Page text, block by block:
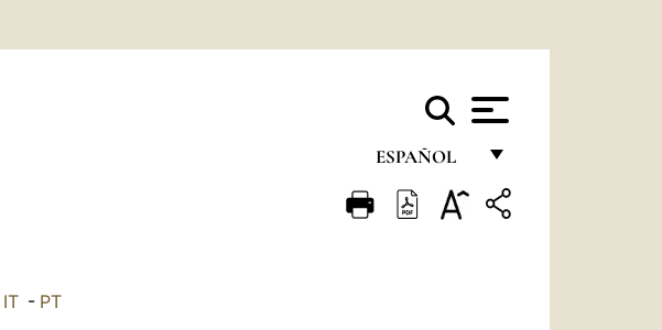
ESPAÑOL
FRANÇAIS
IT- PT